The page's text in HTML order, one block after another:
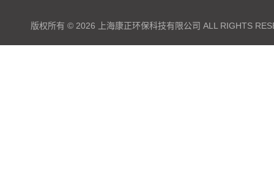
版权所有 © 2026 上海康正环保科技有限公司 ALL RIGHTS